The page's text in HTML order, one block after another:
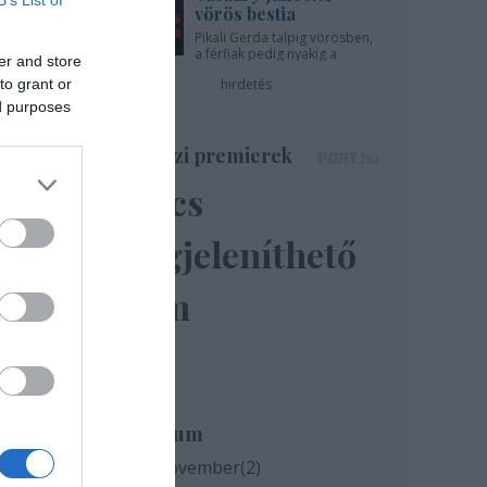
and store
grant or
purposes
a
vörös bestia
Pikali Gerda talpig vörösben,
a férfiak pedig nyakig a
hirdetés
Színházi premierek
Nincs
megjeleníthető
elem
Archívum
2020 november(2)